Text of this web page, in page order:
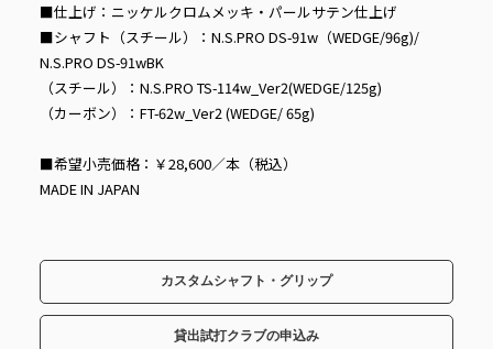
■仕上げ：ニッケルクロムメッキ・パールサテン仕上げ
■シャフト（スチール）：N.S.PRO DS-91w（WEDGE/96g)/
N.S.PRO DS-91wBK
（スチール）：N.S.PRO TS-114w_Ver2(WEDGE/125g)
（カーボン）：FT-62w_Ver2 (WEDGE/ 65g)
■希望小売価格：￥28,600／本（税込）
MADE IN JAPAN
カスタムシャフト・グリップ
貸出試打クラブの申込み